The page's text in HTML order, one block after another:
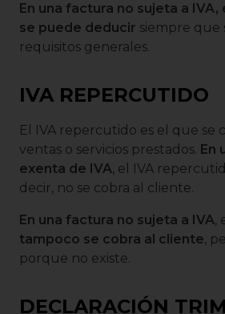
En una factura no sujeta a
se puede deducir siempre que
requisitos generales.
IVA REPERCUTIDO
El IVA repercutido es el que se
ventas o servicios prestados. En
exenta de IVA, el IVA
decir, no se cobra al cliente.
En una factura no sujeta a IVA,
tampoco se cobra al cliente,
porque no existe.
DECLARACIÓN